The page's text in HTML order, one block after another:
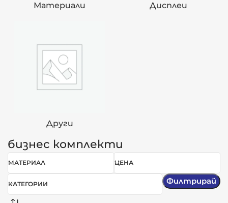
Материали
Дисплеи
Други
бизнес комплекти
МАТЕРИАЛ ЦЕНА
КАТЕГОРИИ Филтрирай